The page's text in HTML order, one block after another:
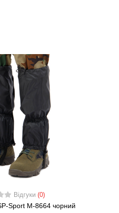
Відгуки (0)
Sport M-8664 чорний